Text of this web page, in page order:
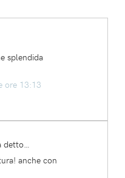
splendida
ore 13:13
detto…
anche con